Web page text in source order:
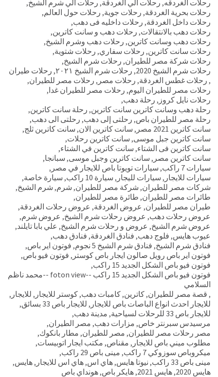
رحلات الغردقه, رحلات الي الغردقة, رحلات الي شرم الشيخ,
رحلات بحرية الغردقة, رحلات جوية, رحلات حول العالم,
رحلات داخل الغردقة, رحلات داخليه فى دهب,
رحلات دهب بالانتقالات, رحلات دهب و سانت كاترين,
رحلات دهب وسانت كاترين, رحلات دهب وشرم الشيخ,
رحلات سانت كاترين, رحلات سفاري, رحلات شتوية,
رحلات شركة مصر للطيران, رحلات شرم الشيخ,
رحلات شرم الشيخ 2020
, رحلات شرم الشيخ ٢٠٢١ , رحلات طيران
, رحلات غطس الغردقة, رحلات مصر , رحلات مصر للطيران,
رحلات مصر للطيران اليوم, رحلات مصر للطيران غدا,
رحلات نايل كروز , رحلة دهب,
رحلة دهب وسانت كاترين سانت كاترين, رحلة سانت كاترين,
رحلة مصر للطيران باص, رحلتى إلى دهب, رحلتى الى دهب,
سانت كاترين 2021 مصر
, سانت كاترين الان, سانت كاترين ثلج,
سانت كاترين جبل موسى, سانت كاترين رحلات,
سانت كاترين فى الشتاء, سانت كاترين في الشتاء,
سانت كاترين مصر , سانت كاترين وجبل موسى, سبانجا,
سيارات 7 راكب
, سيارات تويوتا باص للايجار في مصر ,
سيارات للايجار , سيارات لليجار , سيارة 10 راكب , سيارة خاصة,
شركات مصر للطيران, شركة مصر للطيران, شرم, شرم الشيخ,
طائرات مصر للطيران, طائرة مصر للطيران,
طيران مصر للطيران, عروض الغردقة, عروض رحلات الغردقة,
عروض رحلات دهب, عروض رحلات شرم الشيخ, عروض شرم,
عروض شرم الشيخ, عروض و رحلات شرم الشيخ, علي بابا تايلند,
عيوب هايس, فلوج دهب, فنادق الغردقة, فنادق دهب,
فنادق شرم الشيخ, فنادق شرم الشيخ 5 نجوم , فوتون اير باص,
فوتون اير باص رويل صالون ايجار باص كوستر , فوتون فيو باص,
فوتون فيو باص الشكل الجديد 15 راكب
,
فوتون فيو باص الشكل الجديد 15 راكب --foton view --محمد ناظم
السلامي
, قصة مصر للطيران,كاترين,كامبات دهب,كوستر للايجار , للايجار ,
للايجار احدث انواع الباصات باص للايجار , للايجار باص 33 بسائق
,
للايجار باص 33 للرحلات لسياحية
, مدينة دهب,
مرسيدس سبرنتر خاص, مزارات دهب, مصر الطيران,
مصر رحلات مصر للطيران, مصر للطيران, مطار بانكوك,
مطلوب ميني باص للايجار , مقناص, مكتب ايجار اتوبيسات,
ميكروباص سوزوكي 7 راكب
, مينى باص 29 راكب
,
مينى باص 33 راكب
, نيوتا هايس,هاي اس,هاي اس للايجار ,هايس,
هايس 2020
,هايس 2021 ,هايكر باص,هونداي باص